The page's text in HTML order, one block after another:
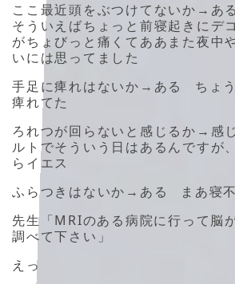
ここ最近頭をぶつけてないか→ある
そういえばちょっと前寝起きにデ
がちょびっと痛くてああまた夜中
いには思ってました
手足に痺れはないか→ある ちょ
痺れてた
ろれつが回らないと感じるか→感
ルトでそういう日はあるんですが
らイエス
ふらつきはないか→ある まあ寝
先生「MRIのある病院に行って脳
調べて下さい」
えっ